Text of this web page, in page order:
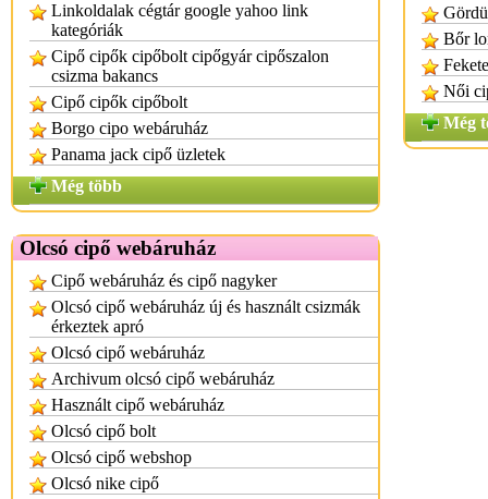
Linkoldalak cégtár google yahoo link
kategóriák
Cipő cipők cipőbolt cipőgyár cipőszalon
csizma bakancs
Cipő cipők cipőbolt
Borgo cipo webáruház
Panama jack cipő üzletek
Még több
Olcsó cipő webáruház
Cipő webáruház és cipő nagyker
Olcsó cipő webáruház új és használt csizmák
érkeztek apró
Olcsó cipő webáruház
Archivum olcsó cipő webáruház
Használt cipő webáruház
Olcsó cipő bolt
Olcsó cipő webshop
Olcsó nike cipő
Bőr
Női
Még